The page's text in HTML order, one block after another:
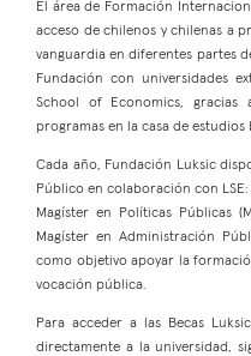
El área de Formación
acceso de chilenos y chilenas a
vanguardia en diferentes partes
Fundación con universidades
School of Economics,
programas en la casa de
Cada año, Fundación Luksic
Público en colaboración con
Magíster en Políticas Públicas
Magíster en Administración
como objetivo apoyar la
vocación pública.
Para acceder a las Becas
directamente a la universidad,